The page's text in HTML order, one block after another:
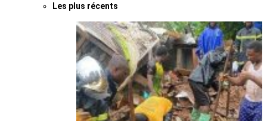
Les plus récents